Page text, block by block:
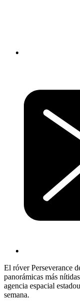
El róver Perseverance
panorámicas más
agencia espacial
semana.